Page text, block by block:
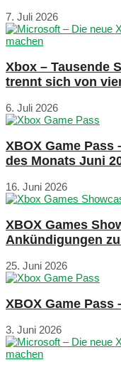
7. Juli 2026
Xbox – Tausende
trennt sich von
6. Juli 2026
XBOX Game
des Monats Juni
16. Juni 2026
XBOX Games
Ankündigungen
25. Juni 2026
XBOX Game
3. Juni 2026